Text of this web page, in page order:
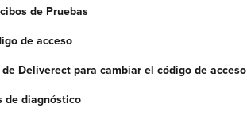
de Pruebas
de acceso
Deliverect para cambiar el código de acceso
de diagnóstico